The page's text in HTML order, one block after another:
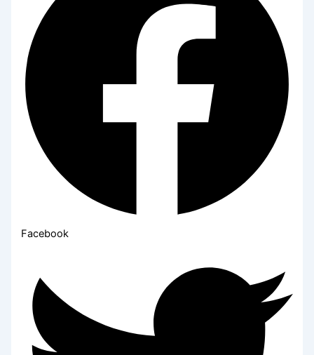
Facebook